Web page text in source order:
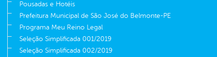
Pousadas e Hotéis
Prefeitura Municipal de São José do Belmonte-PE
Programa Meu Reino Legal
Seleção Simplificada 001/2019
Seleção Simplificada 002/2019